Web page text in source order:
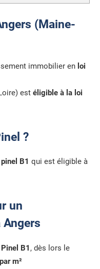
(Maine-
immobilier en loi
est éligible à la loi
?
B1 qui est éligible à
un
B1 , dès lors le
m²